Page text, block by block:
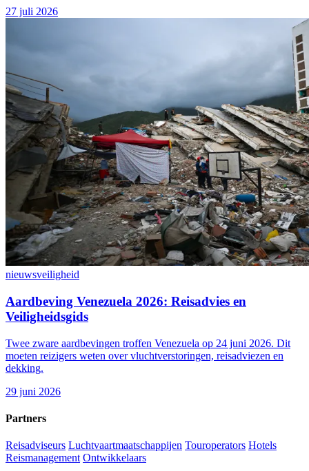
27 juli 2026
nieuwsveiligheid
Aardbeving Venezuela 2026: Reisadvies en
Veiligheidsgids
Twee zware aardbevingen troffen Venezuela op 24 juni 2026. Dit
moeten reizigers weten over vluchtverstoringen, reisadviezen en
dekking.
29 juni 2026
Partners
Reisadviseurs Luchtvaartmaatschappijen Touroperators Hotels
Reismanagement Ontwikkelaars